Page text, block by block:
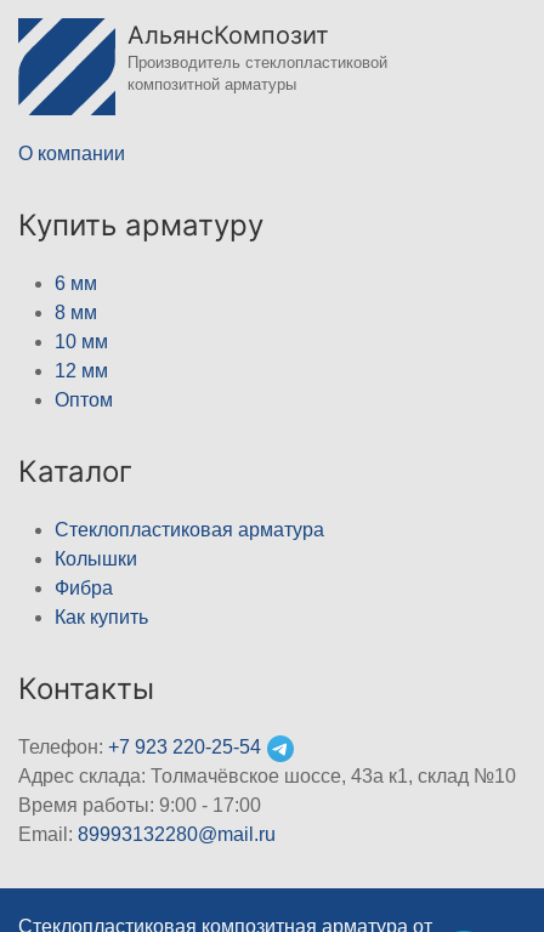
АльянсКомпозит
Производитель стеклопластиковой
композитной арматуры
О компании
Купить арматуру
6 мм
8 мм
10 мм
12 мм
Оптом
Каталог
Стеклопластиковая арматура
Колышки
Фибра
Как купить
Контакты
Телефон: +7 923 220-25-54
Адрес склада: Толмачёвское шоссе, 43а к1, склад №10
Время работы: 9:00 - 17:00
Email: 89993132280@mail.ru
Стеклопластиковая композитная арматура от